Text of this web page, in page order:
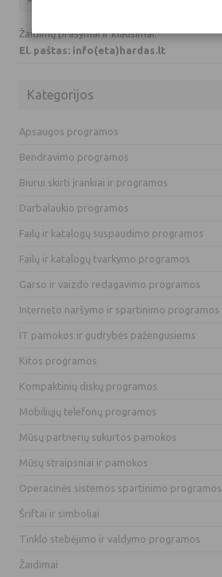
Žaidimų prašymai ir klausimai:
El. paštas: info(eta)hardas.lt
Kategorijos
Apsaugos programos
Bendravimo programos
Biurui skirti įrankiai ir programos
Darbalaukio programos
Failų ir katalogų suspaudimo programos
Failų ir katalogų tvarkymo programos
Garso ir vaizdo redagavimo programos
Interneto naršymo ir spartinimo programos
IT pamokos ir gudrybės pažengusiems
Kitos programos
Kompaktinių diskų programos
Mobiliųjų telefonų programos
Mūsų partnerių sukurtos pamokos
Mūsų straipsniai ir pamokos
Operacinės sistemos spartinimo programos
Šriftai ir simboliai
Tinklo stebėjimo ir valdymo programos
Žaidimai